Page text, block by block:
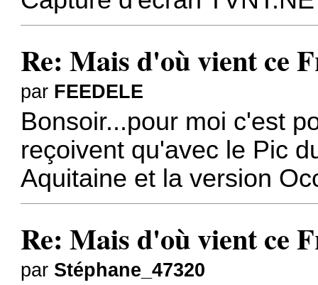
Re: Mais d'où vient ce
par FEEDELE
Bonsoir...pour moi c'est
reçoivent qu'avec le Pic
Aquitaine et la version
Re: Mais d'où vient ce
par Stéphane_47320